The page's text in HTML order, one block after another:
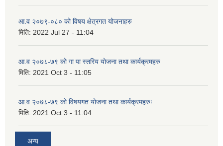
आ.व २०७९-०८० को विषय क्षेत्रगत योजनाहरु
मिति: 2022 Jul 27 - 11:04
आ.व २०७८-७९ को गा पा स्तरिय योजना तथा कार्यक्रमहरु
मिति: 2021 Oct 3 - 11:05
आ.व २०७८-७९ को विषयगत योजना तथा कार्यक्रमहरुः
मिति: 2021 Oct 3 - 11:04
अन्य